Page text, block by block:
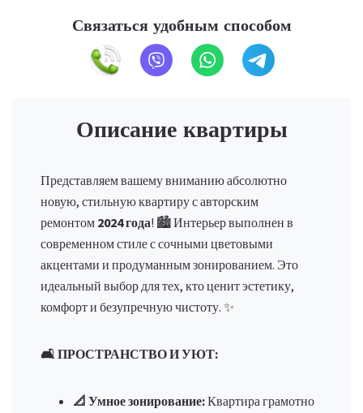
Связаться удобным способом
Описание квартиры
Представляем вашему вниманию абсолютно
новую, стильную квартиру с авторским
ремонтом 2024 года! 🏙️ Интерьер выполнен в
современном стиле с сочными цветовыми
акцентами и продуманным зонированием. Это
идеальный выбор для тех, кто ценит эстетику,
комфорт и безупречную чистоту. ✨
🛋️ ПРОСТРАНСТВО И УЮТ:
📐 Умное зонирование:Квартира грамотно